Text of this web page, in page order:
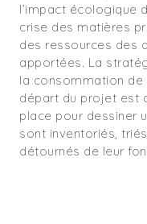
l’impact écologique
crise des matières
des ressources des
apportées. La
la consommation
départ du projet est
place pour dessiner
sont inventoriés,
détournés de leur